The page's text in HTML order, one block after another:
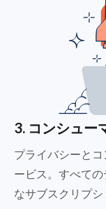
3. コンシュー
プライバシーと
ービス。すべて
なサブスクリプ